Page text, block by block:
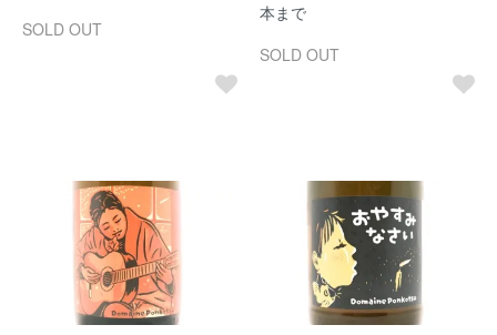
SOLD OUT
本まで
SOLD OUT